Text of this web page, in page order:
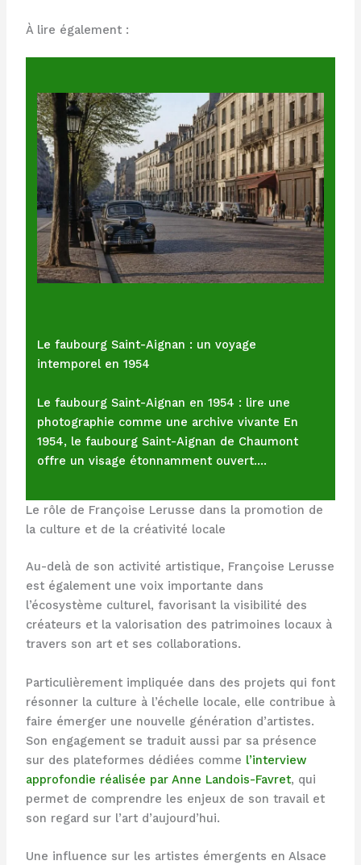
À lire également :
Le faubourg Saint-Aignan : un voyage
intemporel en 1954
Le faubourg Saint-Aignan en 1954 : lire une
photographie comme une archive vivante En
1954, le faubourg Saint-Aignan de Chaumont
offre un visage étonnamment ouvert.…
Le rôle de Françoise Lerusse dans la promotion de
la culture et de la créativité locale
Au-delà de son activité artistique, Françoise Lerusse
est également une voix importante dans
l’écosystème culturel, favorisant la visibilité des
créateurs et la valorisation des patrimoines locaux à
travers son art et ses collaborations.
Particulièrement impliquée dans des projets qui font
résonner la culture à l’échelle locale, elle contribue à
faire émerger une nouvelle génération d’artistes.
Son engagement se traduit aussi par sa présence
sur des plateformes dédiées comme l’interview
approfondie réalisée par Anne Landois-Favret, qui
permet de comprendre les enjeux de son travail et
son regard sur l’art d’aujourd’hui.
Une influence sur les artistes émergents en Alsace